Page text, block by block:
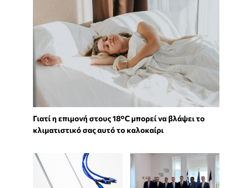
Γιατί η επιμονή στους 18°C μπορεί να βλάψει το
κλιματιστικό σας αυτό το καλοκαίρι